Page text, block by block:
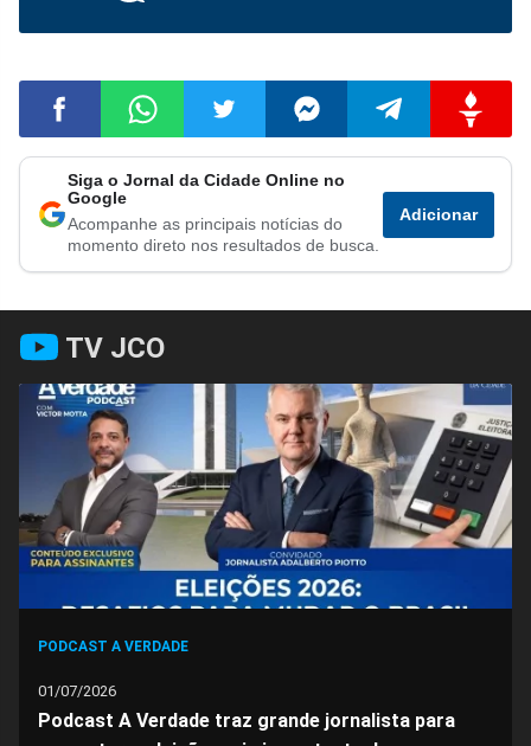
Compartilhar
no
Facebook
Compartilhar
no
Whatsapp
Compartilhar
no
Twitter
Compartilhar
no
Messenger
Compartilhar
no
Telegram
no
Gettr
Siga o Jornal da Cidade Online no
Google
Acompanhe as principais notícias do
momento direto nos resultados de busca.
Adicionar
TV JCO
PODCAST A VERDADE
01/07/2026
Podcast A Verdade traz grande jornalista para